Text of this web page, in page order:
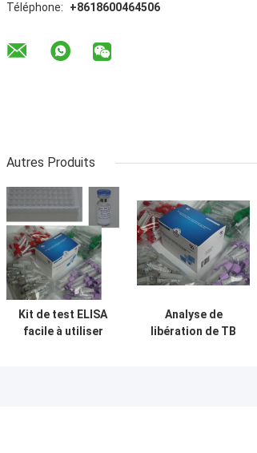
Téléphone:
+8618600464506
Autres Produits
Kit de test ELISA
facile à utiliser
Analyse de
libération de TB